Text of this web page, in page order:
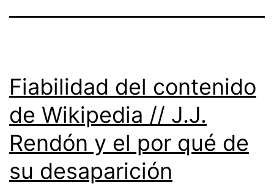
Fiabilidad del contenido
de Wikipedia // J.J.
Rendón y el por qué de
su desaparición